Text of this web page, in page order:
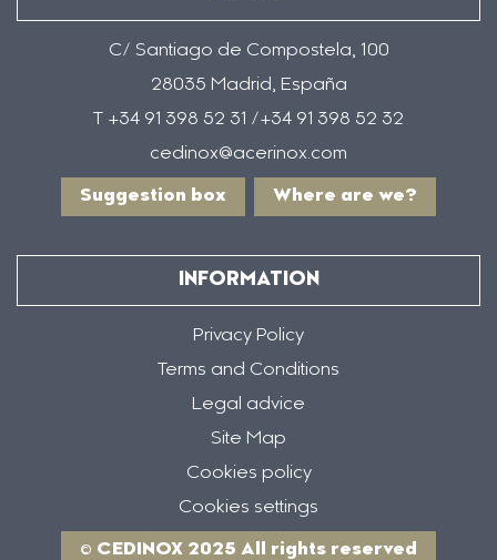
C/ Santiago de Compostela, 100
28035 Madrid, España
T +34 91 398 52 31 /+34 91 398 52 32
cedinox@acerinox.com
Suggestion box Where are we?
INFORMATION
Privacy Policy
Terms and Conditions
Legal advice
Site Map
Cookies policy
Cookies settings
© CEDINOX 2025 All rights reserved